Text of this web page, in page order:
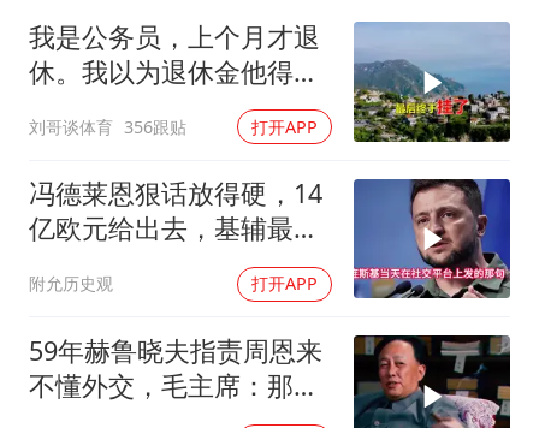
云南一男子胃中取出180颗铁钉
奋力开创中国式现代化建设新局面
我是公务员，上个月才退
休。我以为退休金他得有
刘哥谈体育 356跟贴 打开APP
冯德莱恩狠话放得硬，14
亿欧元给出去，基辅最缺
的东西却一样没补上
附允历史观 打开APP
59年赫鲁晓夫指责周恩来
不懂外交，毛主席：那我